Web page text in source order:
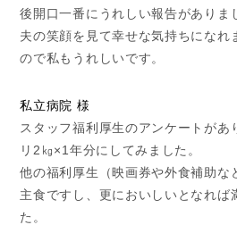
後開口一番にうれしい報告がありま
夫の笑顔を見て幸せな気持ちになれ
ので私もうれしいです。
私立病院 様
スタッフ福利厚生のアンケートがあ
リ2㎏×1年分にしてみました。
他の福利厚生（映画券や外食補助な
主食ですし、更においしいとなれば
た。